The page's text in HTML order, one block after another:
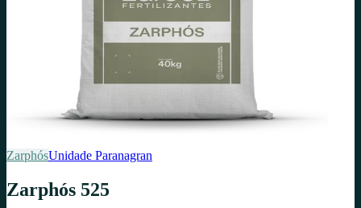
ZarphósUnidade Paranagran
Zarphós 525